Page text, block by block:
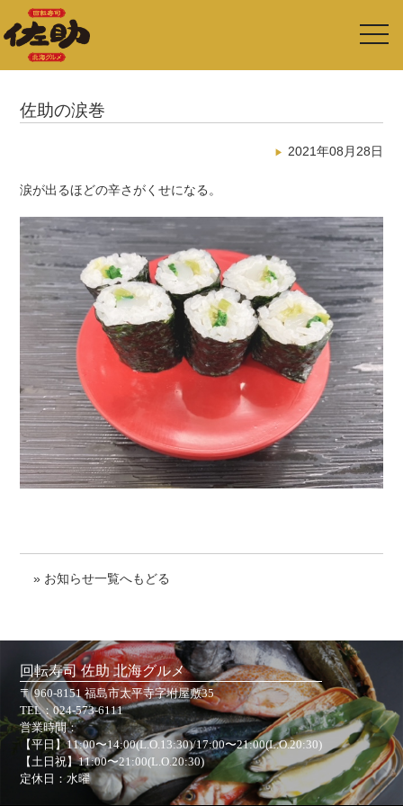
佐助の涙巻
2021年08月28日
涙が出るほどの辛さがくせになる。
» お知らせ一覧へもどる
回転寿司 佐助 北海グルメ
〒 960-8151 福島市太平寺字坿屋敷35
TEL：024-573-6111
営業時間：
【平日】11:00〜14:00(L.O.13:30)/17:00〜21:00(L.O.20:30)
【土日祝】11:00〜21:00(L.O.20:30)
定休日：水曜